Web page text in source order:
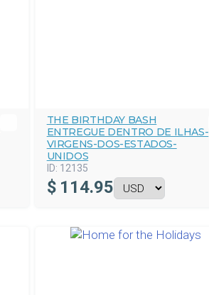
THE BIRTHDAY BASH
ENTREGUE DENTRO DE ILHAS-
VIRGENS-DOS-ESTADOS-
UNIDOS
ID: 12135
$ 114.95